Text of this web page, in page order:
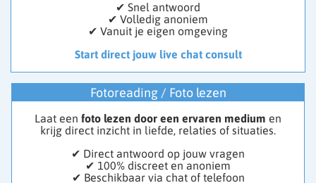
✔ Snel antwoord
✔ Volledig anoniem
✔ Vanuit je eigen omgeving
Start direct jouw live chat consult
Fotoreading / Foto lezen
Laat een foto lezen door een ervaren medium en
krijg direct inzicht in liefde, relaties of situaties.
✔ Direct antwoord op jouw vragen
✔ 100% discreet en anoniem
✔ Beschikbaar via chat of telefoon